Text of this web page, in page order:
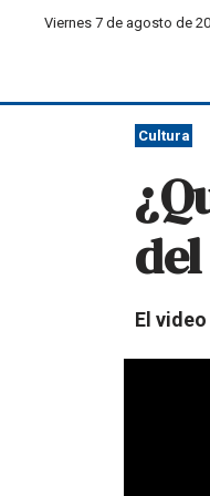
Viernes 7 de agosto de
Cultura
El